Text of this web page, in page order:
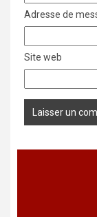
Adresse de
Site web